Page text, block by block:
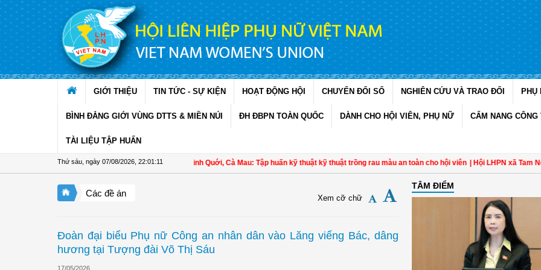
Truy cập nội dung luôn
GIỚI THIỆU TIN TỨC - SỰ KIỆN HOẠT ĐỘNG HỘI CHUYỂN ĐỔI SỐ NGHIÊN CỨU VÀ TRAO ĐỔI PHỤ
BÌNH ĐẲNG GIỚI VÙNG DTTS & MIỀN NÚI ĐH ĐBPN TOÀN QUỐC DÀNH CHO HỘI VIÊN, PHỤ NỮ CẨM NANG CÔNG
TÀI LIỆU TẬP HUẤN
Thứ sáu, ngày 07/08/2026 22:01:12
Hội LHPN xã Ninh Quới, Cà Mau: Tập huấn kỹ thuật kỹ thuật trồng rau màu an toàn cho hội viên | Hội LHPN xã Tam Ngãi,
Các đề án Xem cỡ chữ
Đoàn đại biểu Phụ nữ Công an nhân dân vào Lăng viếng Bác, dâng
hương tại Tượng đài Võ Thị Sáu
17/05/2026
TÂM ĐIỂM